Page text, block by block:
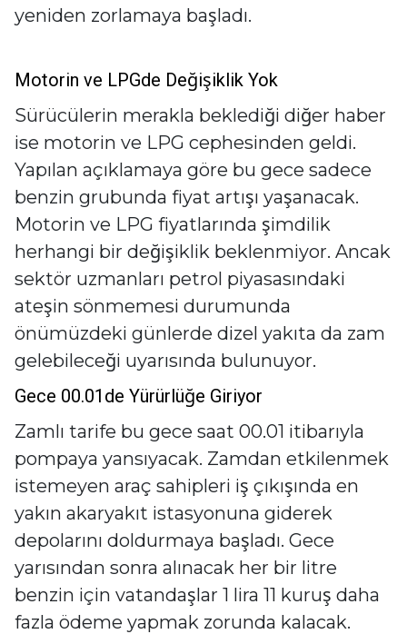
yeniden zorlamaya başladı.
Motorin ve LPGde Değişiklik Yok
Sürücülerin merakla beklediği diğer haber
ise motorin ve LPG cephesinden geldi.
Yapılan açıklamaya göre bu gece sadece
benzin grubunda fiyat artışı yaşanacak.
Motorin ve LPG fiyatlarında şimdilik
herhangi bir değişiklik beklenmiyor. Ancak
sektör uzmanları petrol piyasasındaki
ateşin sönmemesi durumunda
önümüzdeki günlerde dizel yakıta da zam
gelebileceği uyarısında bulunuyor.
Gece 00.01de Yürürlüğe Giriyor
Zamlı tarife bu gece saat 00.01 itibarıyla
pompaya yansıyacak. Zamdan etkilenmek
istemeyen araç sahipleri iş çıkışında en
yakın akaryakıt istasyonuna giderek
depolarını doldurmaya başladı. Gece
yarısından sonra alınacak her bir litre
benzin için vatandaşlar 1 lira 11 kuruş daha
fazla ödeme yapmak zorunda kalacak.